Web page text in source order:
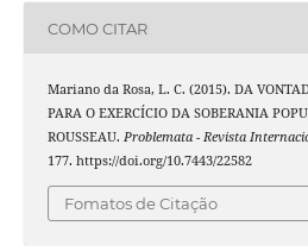
COMO CITAR
Mariano da Rosa, L. C. (2015). DA
PARA O EXERCÍCIO DA SOBERANIA
ROUSSEAU. Problemata - Revista
177. https://doi.org/10.7443/22582
Fomatos de Citação